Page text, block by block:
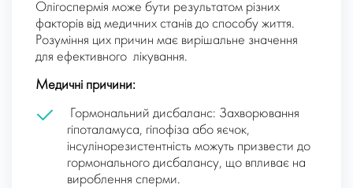
Олігоспермія може бути результатом різних
факторів від медичних станів до способу життя.
Розуміння цих причин має вирішальне значення
для ефективного лікування.
Медичні причини:
Гормональний дисбаланс: Захворювання
гіпоталамуса, гіпофіза або яєчок,
інсулінорезистентність можуть призвести до
гормонального дисбалансу, що впливає на
вироблення сперми.